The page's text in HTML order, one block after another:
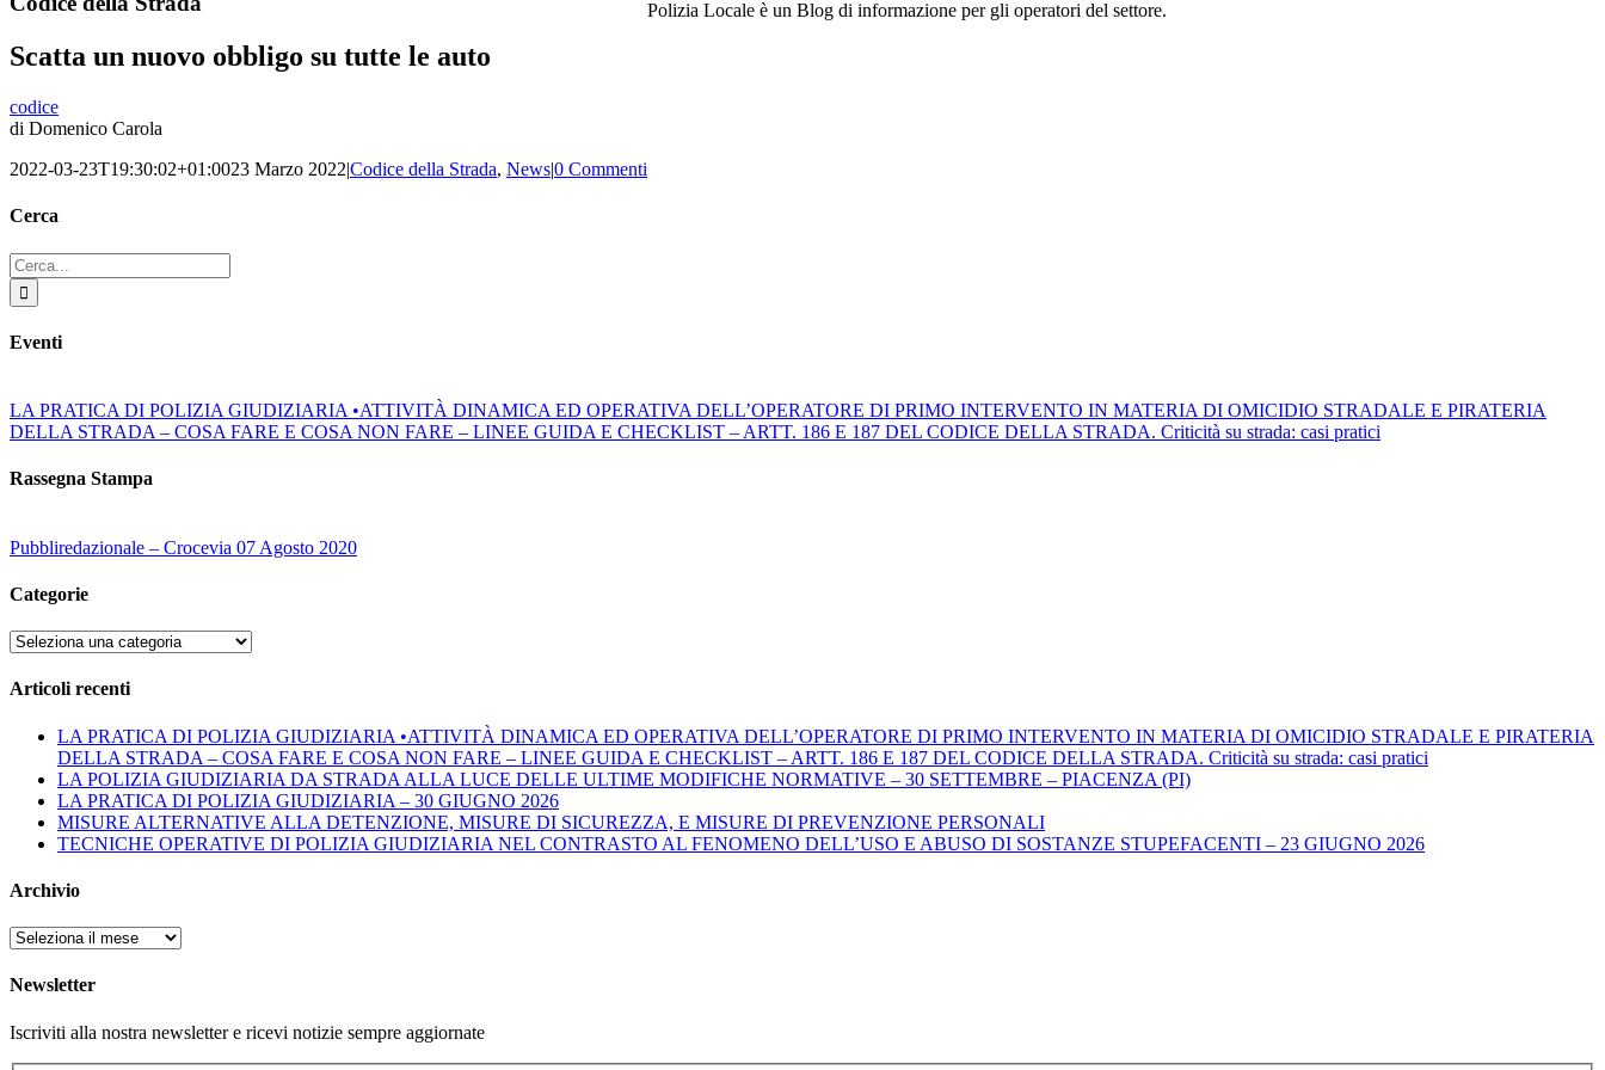
Scatta un nuovo obbligo su tutte le auto
codice
di Domenico Carola
2022-03-23T19:30:02+01:0023 Marzo 2022|Codice della Strada, News|0 Commenti
Cerca
Cerca
per:
Eventi
LA PRATICA DI POLIZIA GIUDIZIARIA •ATTIVITÀ DINAMICA ED OPERATIVA DELL’OPERATORE DI PRIMO INTERVENTO IN MATERIA DI OMICIDIO STRADALE E PIRATERIA
DELLA STRADA – COSA FARE E COSA NON FARE – LINEE GUIDA E CHECKLIST – ARTT. 186 E 187 DEL CODICE DELLA STRADA. Criticità su strada: casi pratici
Rassegna Stampa
Pubbliredazionale – Crocevia 07 Agosto 2020
Categorie
Categorie
Articoli recenti
LA PRATICA DI POLIZIA GIUDIZIARIA •ATTIVITÀ DINAMICA ED OPERATIVA DELL’OPERATORE DI PRIMO INTERVENTO IN MATERIA DI OMICIDIO STRADALE E PIRATERIA
DELLA STRADA – COSA FARE E COSA NON FARE – LINEE GUIDA E CHECKLIST – ARTT. 186 E 187 DEL CODICE DELLA STRADA. Criticità su strada: casi pratici
LA POLIZIA GIUDIZIARIA DA STRADA ALLA LUCE DELLE ULTIME MODIFICHE NORMATIVE – 30 SETTEMBRE – PIACENZA (PI)
LA PRATICA DI POLIZIA GIUDIZIARIA – 30 GIUGNO 2026
MISURE ALTERNATIVE ALLA DETENZIONE, MISURE DI SICUREZZA, E MISURE DI PREVENZIONE PERSONALI
TECNICHE OPERATIVE DI POLIZIA GIUDIZIARIA NEL CONTRASTO AL FENOMENO DELL’USO E ABUSO DI SOSTANZE STUPEFACENTI – 23 GIUGNO 2026
Archivio
Archivio
Polizia Locale è un Blog di informazione per gli operatori del settore.
Newsletter
Iscriviti alla nostra newsletter e ricevi notizie sempre aggiornate